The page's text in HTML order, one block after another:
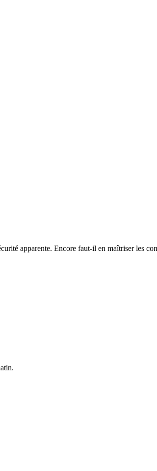
apparente. Encore faut-il en maîtriser les